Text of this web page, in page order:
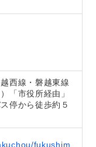
西線・磐越東線
「市役所経由」
停から徒歩約５
fukushim